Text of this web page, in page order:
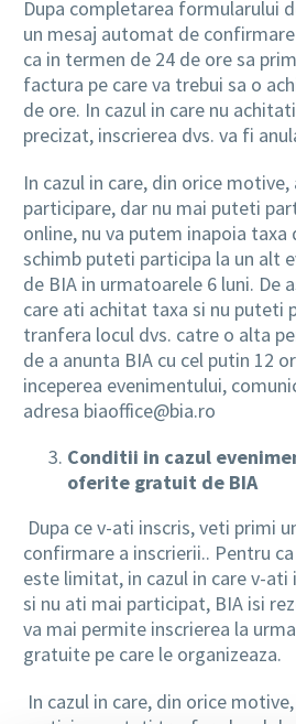
Dupa completarea formularului
un mesaj automat de
ca in termen de 24 de ore sa
factura pe care va trebui sa o
de ore. In cazul in care nu
precizat, inscrierea dvs. va fi
In cazul in care, din orice
participare, dar nu mai puteti
online, nu va putem inapoia taxa
schimb puteti participa la un alt
de BIA in urmatoarele 6 luni. De
care ati achitat taxa si nu puteti
tranfera locul dvs. catre o alta
de a anunta BIA cu cel putin 12
inceperea evenimentului,
adresa biaoffice@bia.ro
Conditii in cazul
oferite gratuit de BIA
Dupa ce v-ati inscris, veti primi
confirmare a inscrierii.. Pentru
este limitat, in cazul in care v-ati
si nu ati mai participat, BIA isi
va mai permite inscrierea la
gratuite pe care le organizeaza.
In cazul in care, din orice